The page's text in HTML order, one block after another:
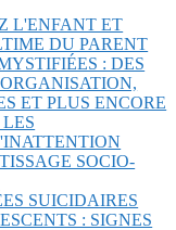
L'ENFANT ET
DU PARENT
: DES
ET PLUS ENCORE
SOCIO-
SUICIDAIRES
: SIGNES